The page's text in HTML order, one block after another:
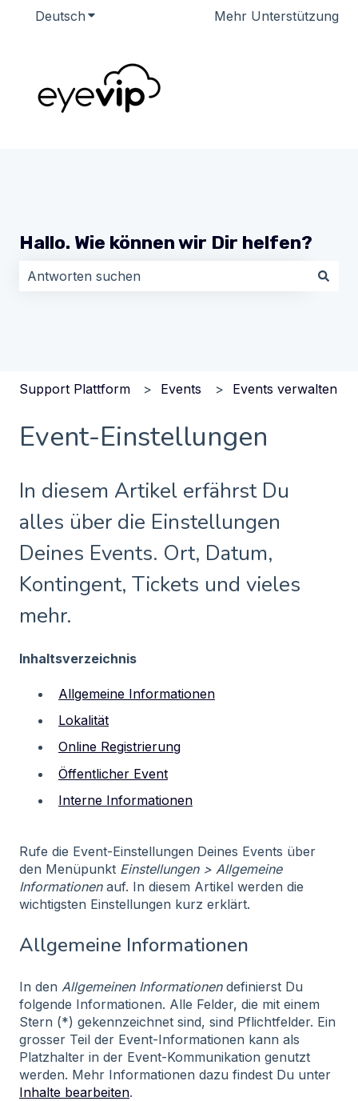
Deutsch Untermenü für Übersetzungen anzeigen
Mehr Unterstützung
Hallo. Wie können wir Dir helfen?
Support Plattform Events Events verwalten
Event-Einstellungen
In diesem Artikel erfährst Du
alles über die Einstellungen
Deines Events. Ort, Datum,
Kontingent, Tickets und vieles
mehr.
Inhaltsverzeichnis
Allgemeine Informationen
Lokalität
Online Registrierung
Öffentlicher Event
Interne Informationen
Rufe die Event-Einstellungen Deines Events über
den Menüpunkt Einstellungen > Allgemeine
Informationenauf. In diesem Artikel werden die
wichtigsten Einstellungen kurz erklärt.
Allgemeine Informationen
In den Allgemeinen Informationendefinierst Du
folgende Informationen. Alle Felder, die mit einem
Stern (*) gekennzeichnet sind, sind Pflichtfelder. Ein
grosser Teil der Event-Informationen kann als
Platzhalter in der Event-Kommunikation genutzt
werden. Mehr Informationen dazu findest Du unter
Inhalte bearbeiten.